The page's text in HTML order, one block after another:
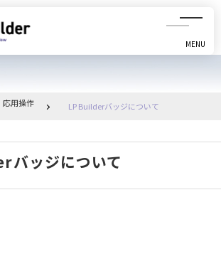
MENU
CLOSE
応用操作 LP Builderバッジについて
ッジについて